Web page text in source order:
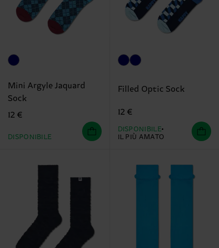
Mini Argyle Jaquard
Sock
12 €
DISPONIBILE
Filled Optic Sock
12 €
DISPONIBILE
IL PIÙ AMATO